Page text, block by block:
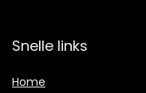
Snelle links
Home